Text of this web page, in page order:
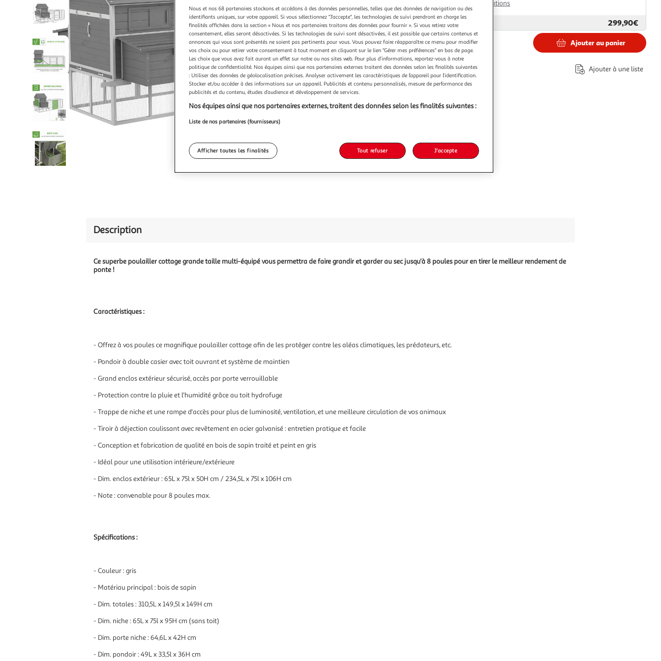
Plus d'options
Vendu parAosom 299,90€
299,90€
Ajouter au panier
Ajouter à une liste
Description
Ce superbe poulailler cottage grande taille multi-équipé vous permettra de faire grandir et garder au sec jusqu'à 8 poules pour en tirer le meilleur rendement de
ponte !
Caractéristiques :
- Offrez à vos poules ce magnifique poulailler cottage afin de les protéger contre les aléas climatiques, les prédateurs, etc.
- Pondoir à double casier avec toit ouvrant et système de maintien
- Grand enclos extérieur sécurisé, accès par porte verrouillable
- Protection contre la pluie et l'humidité grâce au toit hydrofuge
- Trappe de niche et une rampe d'accès pour plus de luminosité, ventilation, et une meilleure circulation de vos animaux
- Tiroir à déjection coulissant avec revêtement en acier galvanisé : entretien pratique et facile
- Conception et fabrication de qualité en bois de sapin traité et peint en gris
- Idéal pour une utilisation intérieure/extérieure
- Dim. enclos extérieur : 65L x 75l x 50H cm / 234,5L x 75l x 106H cm
- Note : convenable pour 8 poules max.
Spécifications :
- Couleur : gris
- Matériau principal : bois de sapin
- Dim. totales : 310,5L x 149,5l x 149H cm
- Dim. niche : 65L x 75l x 95H cm (sans toit)
- Dim. porte niche : 64,6L x 42H cm
- Dim. pondoir : 49L x 33,5l x 36H cm
Nous et nos 68 partenaires stockons et accédons à des données personnelles, telles que des données de navigation ou des
identifiants uniques, sur votre appareil. Si vous sélectionnez "J'accepte", les technologies de suivi prendront en charge les
finalités affichées dans la section « Nous et nos partenaires traitons des données pour fournir ». Si vous retirez votre
consentement, elles seront désactivées. Si les technologies de suivi sont désactivées, il est possible que certains contenus et
annonces qui vous sont présentés ne soient pas pertinents pour vous. Vous pouvez faire réapparaître ce menu pour modifier
vos choix ou pour retirer votre consentement à tout moment en cliquant sur le lien "Gérer mes préférences" en bas de page.
Les choix que vous avez fait auront un effet sur notre ou nos sites web. Pour plus d’informations, reportez-vous à notre
politique de confidentialité. Nos équipes ainsi que nos partenaires externes traitent des données selon les finalités suivantes
: Utiliser des données de géolocalisation précises. Analyser activement les caractéristiques de l’appareil pour l’identification.
Stocker et/ou accéder à des informations sur un appareil. Publicités et contenu personnalisés, mesure de performance des
publicités et du contenu, études d’audience et développement de services.
Nos équipes ainsi que nos partenaires externes, traitent des données selon les finalités suivantes :
Liste de nos partenaires (fournisseurs)
Afficher toutes les finalités Tout refuser J'accepte